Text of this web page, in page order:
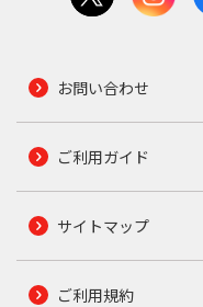
お問い合わせ
ご利用ガイド
サイトマップ
ご利用規約